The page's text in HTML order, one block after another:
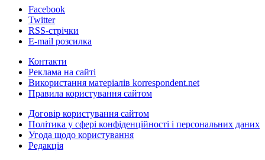
Facebook
Twitter
RSS-стрічки
E-mail розсилка
Контакти
Реклама на сайті
Використання матеріалів korrespondent.net
Правила користування сайтом
Договір користування сайтом
Політика у сфері конфіденційності і персональних даних
Угода щодо користування
Редакція